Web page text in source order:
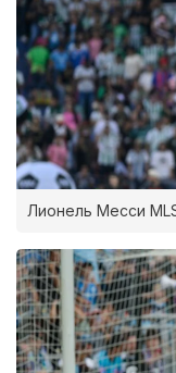
Лионель Месси